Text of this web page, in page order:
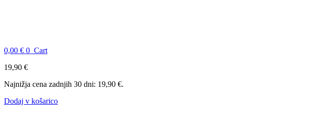
0,00 € 0 Cart
19,90 €
Najnižja cena zadnjih 30 dni: 19,90 €.
Dodaj v košarico